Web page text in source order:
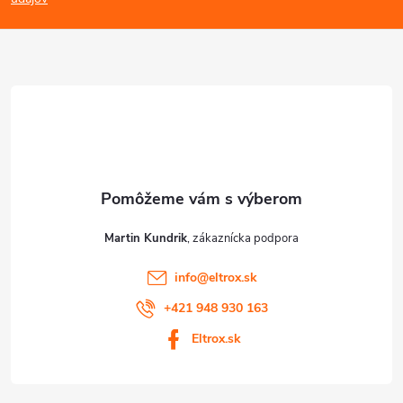
p
Martin Kundrik
info@eltrox.sk
+421 948 930 163
Eltrox.sk